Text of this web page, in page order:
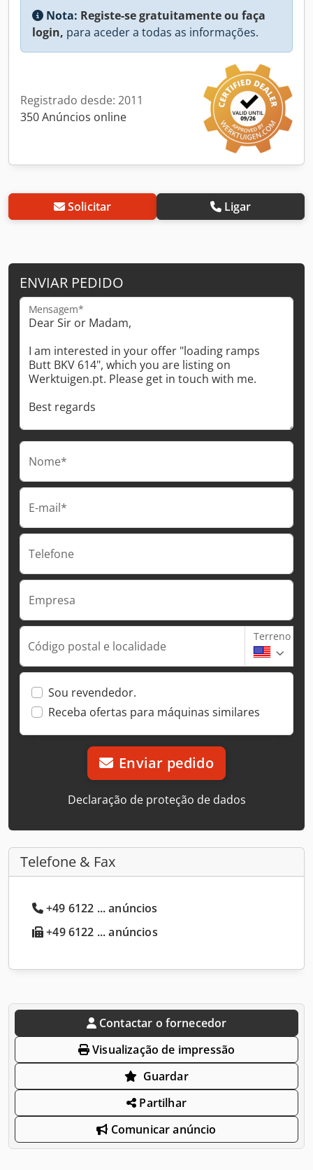
Nota: Registe-se gratuitamente ou faça
login, para aceder a todas as informações.
Registrado desde: 2011
350 Anúncios online
Solicitar Ligar
ENVIAR PEDIDO
Mensagem*
Nome*
E-mail*
Telefone
Empresa
Código postal e localidade
Terreno
Sou revendedor.
Receba ofertas para máquinas similares
Enviar pedido
Declaração de proteção de dados
Telefone & Fax
+49 6122 ... anúncios
+49 6122 ... anúncios
Contactar o fornecedor
Visualização de impressão
Guardar
Partilhar
Comunicar anúncio